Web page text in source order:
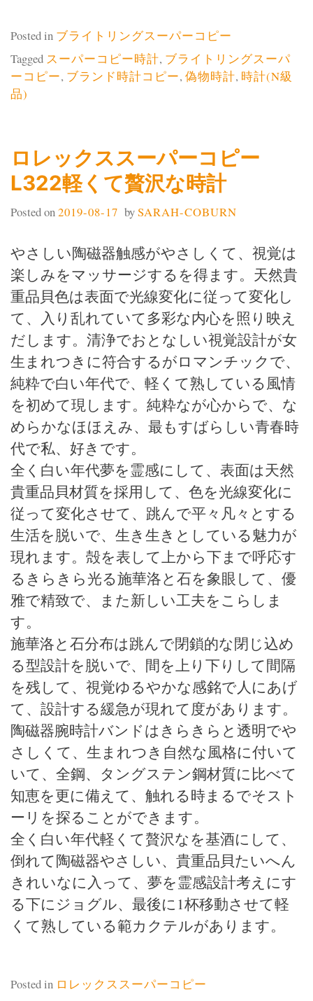
Posted in ブライトリングスーパーコピー
Tagged スーパーコピー時計, ブライトリングスーパ
ーコピー, ブランド時計コピー, 偽物時計, 時計(N級
品)
ロレックススーパーコピー
L322軽くて贅沢な時計
Posted on2019-08-17 bySARAH-COBURN
やさしい陶磁器触感がやさしくて、視覚は
楽しみをマッサージするを得ます。天然貴
重品貝色は表面で光線変化に従って変化し
て、入り乱れていて多彩な内心を照り映え
だします。清浄でおとなしい視覚設計が女
生まれつきに符合するがロマンチックで、
純粋で白い年代で、軽くて熟している風情
を初めて現します。純粋なが心からで、な
めらかなほほえみ、最もすばらしい青春時
代で私、好きです。
全く白い年代夢を霊感にして、表面は天然
貴重品貝材質を採用して、色を光線変化に
従って変化させて、跳んで平々凡々とする
生活を脱いで、生き生きとしている魅力が
現れます。殻を表して上から下まで呼応す
るきらきら光る施華洛と石を象眼して、優
雅で精致で、また新しい工夫をこらしま
す。
施華洛と石分布は跳んで閉鎖的な閉じ込め
る型設計を脱いで、間を上り下りして間隔
を残して、視覚ゆるやかな感銘で人にあげ
て、設計する緩急が現れて度があります。
陶磁器腕時計バンドはきらきらと透明でや
さしくて、生まれつき自然な風格に付いて
いて、全鋼、タングステン鋼材質に比べて
知恵を更に備えて、触れる時まるでそスト
ーリを探ることができます。
全く白い年代軽くて贅沢なを基酒にして、
倒れて陶磁器やさしい、貴重品貝たいへん
きれいなに入って、夢を霊感設計考えにす
る下にジョグル、最後に1杯移動させて軽
くて熟している範カクテルがあります。
Posted in ロレックススーパーコピー